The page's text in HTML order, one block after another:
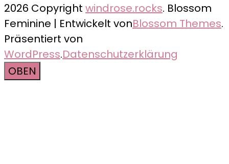
2026 Copyright windrose.rocks. Blossom
Feminine | Entwickelt vonBlossom Themes.
Präsentiert von
WordPress.Datenschutzerklärung
OBEN